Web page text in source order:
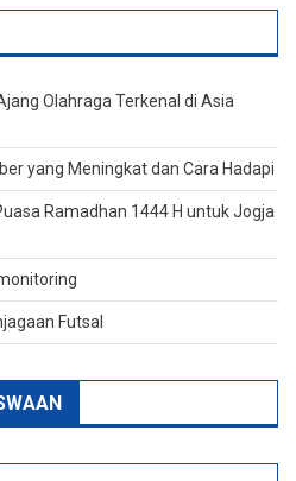
Olahraga Terkenal di Asia
yang Meningkat dan Cara Hadapi
Ramadhan 1444 H untuk Jogja
Futsal